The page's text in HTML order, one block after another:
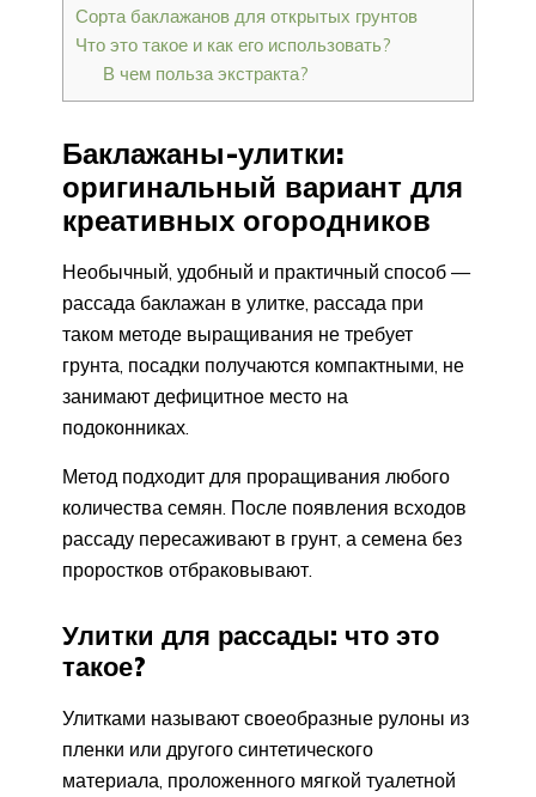
Сорта баклажанов для открытых грунтов
Что это такое и как его использовать?
В чем польза экстракта?
Баклажаны-улитки:
оригинальный вариант для
креативных огородников
Необычный, удобный и практичный способ —
рассада баклажан в улитке, рассада при
таком методе выращивания не требует
грунта, посадки получаются компактными, не
занимают дефицитное место на
подоконниках.
Метод подходит для проращивания любого
количества семян. После появления всходов
рассаду пересаживают в грунт, а семена без
проростков отбраковывают.
Улитки для рассады: что это
такое?
Улитками называют своеобразные рулоны из
пленки или другого синтетического
материала, проложенного мягкой туалетной